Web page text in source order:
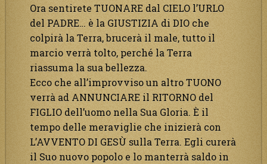
Ora sentirete TUONARE dal CIELO l’URLO
del PADRE… è la GIUSTIZIA di DIO che
colpirà la Terra, brucerà il male, tutto il
marcio verrà tolto, perché la Terra
riassuma la sua bellezza.
Ecco che all’improvviso un altro TUONO
verrà ad ANNUNCIARE il RITORNO del
FIGLIO dell’uomo nella Sua Gloria. È il
tempo delle meraviglie che inizierà con
L’AVVENTO DI GESÙ sulla Terra. Egli curerà
il Suo nuovo popolo e lo manterrà saldo in